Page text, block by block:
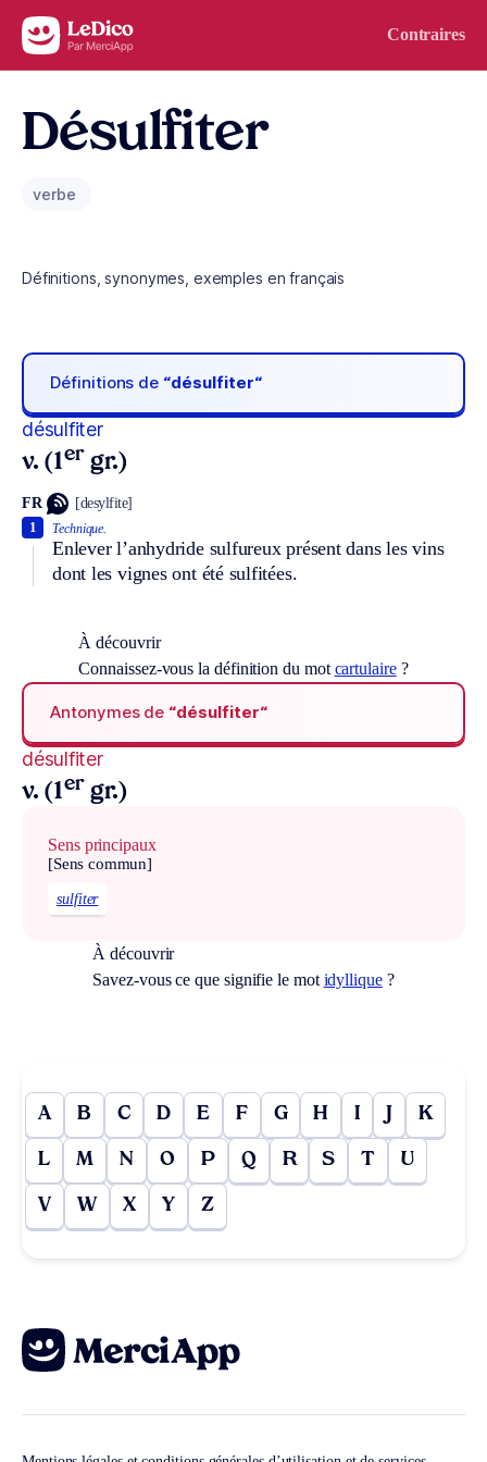
Aller au contenu Contraires
Désulfiter
verbe
Définitions, synonymes, exemples en français
Définitions de “désulfiter“
désulfiter
v. (1er gr.)
FR [desylfite]
Technique.
Enlever l’anhydride sulfureux présent dans les vins
dont les vignes ont été sulfitées.
1
À découvrir
Connaissez-vous la définition du mot cartulaire?
Antonymes de “désulfiter“
désulfiter
v. (1er gr.)
Sens principaux
[Sens commun]
sulfiter
À découvrir
Savez-vous ce que signifie le mot idyllique?
A B C D E F G H I J K
L M N O P Q R S T U
V W X Y Z